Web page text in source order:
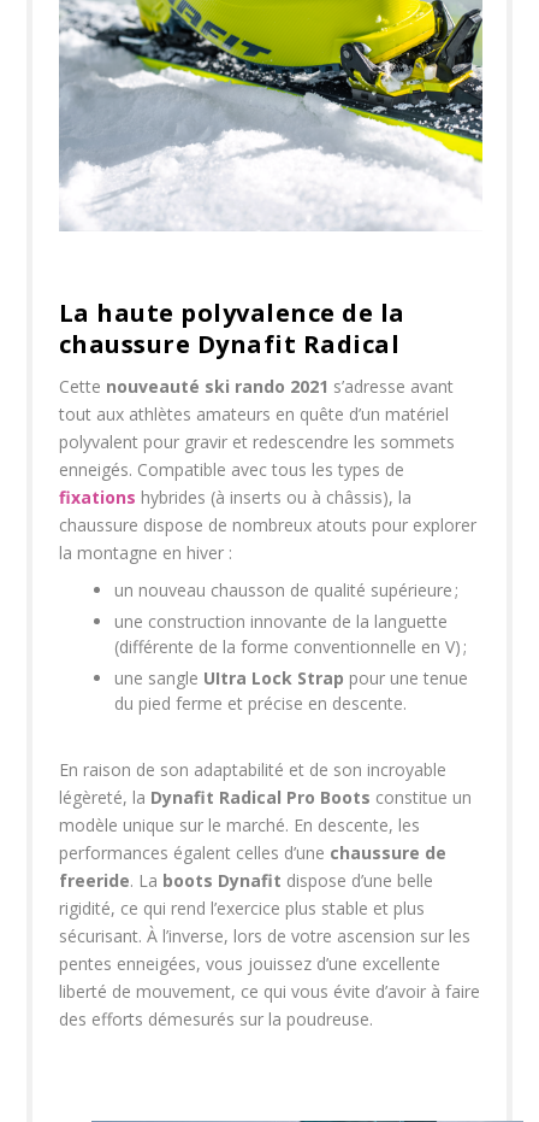
La haute polyvalence de la
chaussure Dynafit Radical
Cette nouveauté ski rando 2021 s’adresse avant
tout aux athlètes amateurs en quête d’un matériel
polyvalent pour gravir et redescendre les sommets
enneigés. Compatible avec tous les types de
fixations hybrides (à inserts ou à châssis), la
chaussure dispose de nombreux atouts pour explorer
la montagne en hiver :
un nouveau chausson de qualité supérieure ;
une construction innovante de la languette
(différente de la forme conventionnelle en V) ;
une sangle UItra Lock Strap pour une tenue
du pied ferme et précise en descente.
En raison de son adaptabilité et de son incroyable
légèreté, la Dynafit Radical Pro Boots constitue un
modèle unique sur le marché. En descente, les
performances égalent celles d’une chaussure de
freeride. La boots Dynafit dispose d’une belle
rigidité, ce qui rend l’exercice plus stable et plus
sécurisant. À l’inverse, lors de votre ascension sur les
pentes enneigées, vous jouissez d’une excellente
liberté de mouvement, ce qui vous évite d’avoir à faire
des efforts démesurés sur la poudreuse.